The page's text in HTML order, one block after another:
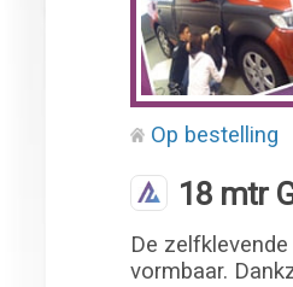
Op bestelling
18 mtr
De
vormbaar.